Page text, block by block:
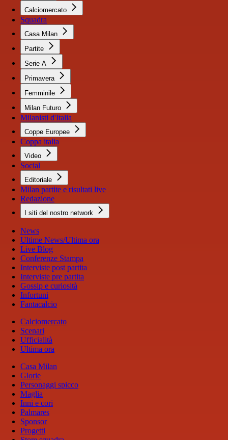
Calciomercato
Squadra
Casa Milan
Partite
Serie A
Primavera
Femminile
Milan Futuro
Milanisti d'Italia
Coppe Europee
Coppa italia
Video
Social
Editoriale
Milan partite e risultati live
Redazione
I siti del nostro network
News
Ultime News/Ultima ora
Live Blog
Conferenze Stampa
Interviste post partita
Interviste pre partita
Gossip e curiosità
Infortuni
Fantacalcio
Calciomercato
Scenari
Ufficialità
Ultima ora
Casa Milan
Glorie
Personaggi spicco
Maglia
Inni e cori
Palmares
Sponsor
Progetti